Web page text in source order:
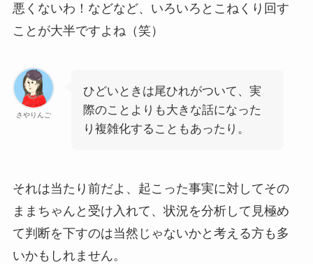
悪くないわ！などなど、いろいろとこねくり回す
ことが大半ですよね（笑）
さやりんご
ひどいときは尾ひれがついて、実
際のことよりも大きな話になった
り複雑化することもあったり。
それは当たり前だよ、起こった事実に対してその
ままちゃんと受け入れて、状況を分析して見極め
て判断を下すのは当然じゃないかと考える方も多
いかもしれません。